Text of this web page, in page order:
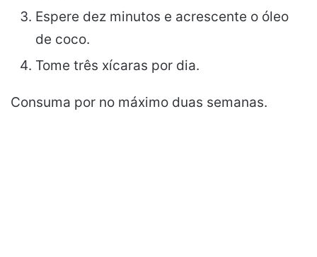
Espere dez minutos e acrescente o óleo
de coco.
Tome três xícaras por dia.
Consuma por no máximo duas semanas.